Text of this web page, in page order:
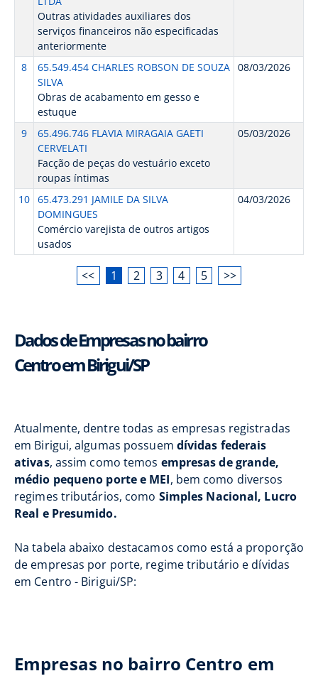
Outras atividades auxiliares dos
serviços financeiros não especificadas
anteriormente
8
65.549.454 CHARLES ROBSON DE SOUZA
SILVA
Obras de acabamento em gesso e
estuque
08/03/2026
9
65.496.746 FLAVIA MIRAGAIA GAETI
CERVELATI
Facção de peças do vestuário exceto
roupas íntimas
05/03/2026
10 65.473.291 JAMILE DA SILVA
DOMINGUES
Comércio varejista de outros artigos
usados
04/03/2026
<< 1 2 3 4 5 >>
Dados de Empresas no bairro
Centro em Birigui/SP
Atualmente, dentre todas as empresas registradas
em Birigui, algumas possuem dívidas federais
ativas, assim como temos empresas de grande,
médio pequeno porte e MEI, bem como diversos
regimes tributários, como Simples Nacional, Lucro
Real e Presumido.
Na tabela abaixo destacamos como está a proporção
de empresas por porte, regime tributário e dívidas
em Centro - Birigui/SP:
Empresas no bairro Centro em